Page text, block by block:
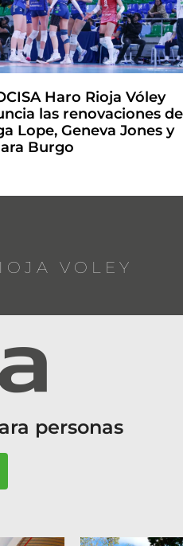
Haro Rioja Vóley
las renovaciones de
Lope, Geneva Jones y
Burgo
VOLEY
personas